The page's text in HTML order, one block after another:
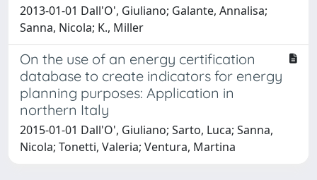
2013-01-01 Dall'O', Giuliano; Galante, Annalisa;
Sanna, Nicola; K., Miller
On the use of an energy certification
database to create indicators for energy
planning purposes: Application in
northern Italy
2015-01-01 Dall'O', Giuliano; Sarto, Luca; Sanna,
Nicola; Tonetti, Valeria; Ventura, Martina